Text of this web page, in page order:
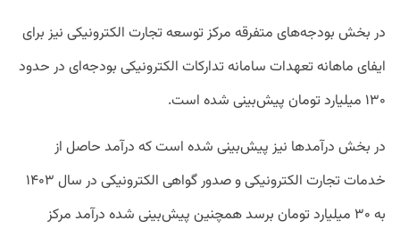
در بخش بودجه‌های متفرقه مرکز توسعه تجارت الکترونیکی نیز برای
ایفای ماهانه تعهدات سامانه تدارکات الکترونیکی بودجه‌ای در حدود
۱۳۰ میلیارد تومان پیش‌بینی شده است.
در بخش درآمدها نیز پیش‌بینی شده است که درآمد حاصل از
خدمات تجارت الکترونیکی و صدور گواهی الکترونیکی در سال ۱۴۰۳
به ۳۰ میلیارد تومان برسد همچنین پیش‌بینی شده درآمد مرکز